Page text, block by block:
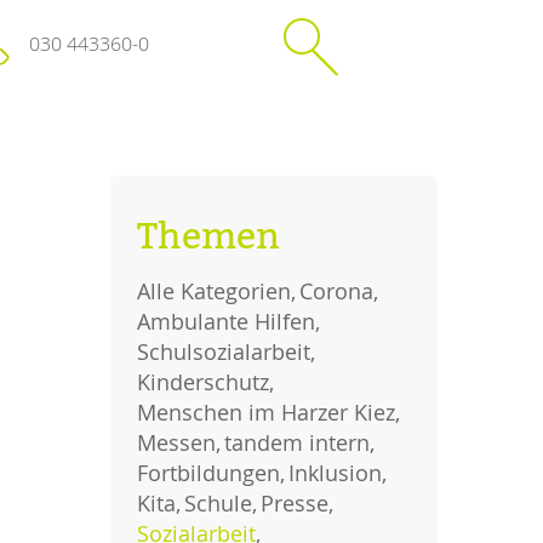
Impressum
Datenschutz
Hinweisgebersystem
Intranet
schließen
030 443360-0
SuchenThemen
Alle Kategorien Corona
Ambulante Hilfen
Schulsozialarbeit
Kinderschutz
Menschen im Harzer Kiez
Messen tandem intern
Fortbildungen Inklusion
Kita Schule Presse
Sozialarbeit